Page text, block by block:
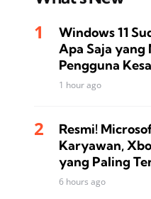
Windows 11
Apa Saja yang
Pengguna
1 hour ago
Resmi!
Karyawan,
yang Paling
6 hours ago